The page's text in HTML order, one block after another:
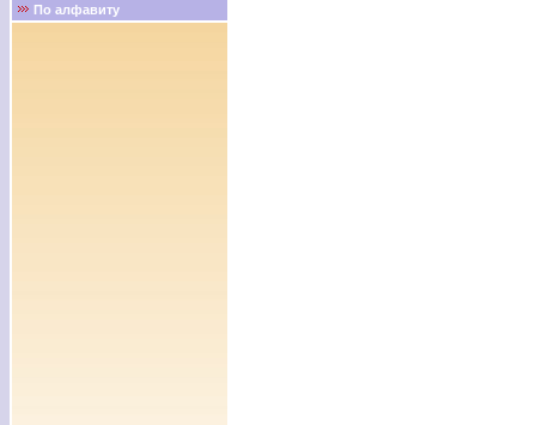
По алфавиту